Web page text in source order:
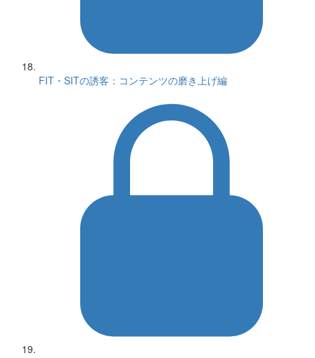
FIT・SITの誘客：コンテンツの磨き上げ編